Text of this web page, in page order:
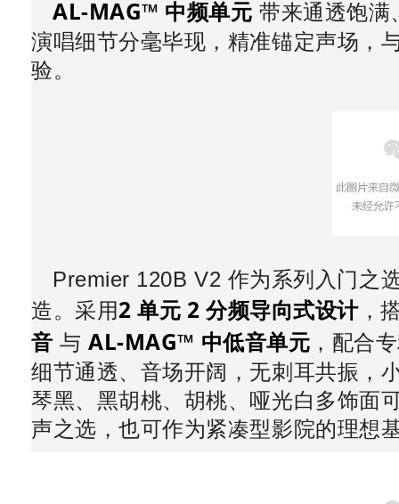
AL‑MAG™ 中频单元 带来通透饱满
演唱细节分毫毕现，精准锚定声场，
验。
Premier 120B V2 作为系列入门之
造。采用2 单元 2 分频导向式设计，
音 与AL‑MAG™ 中低音单元 ，配合
细节通透、音场开阔，无刺耳共振，
琴黑、黑胡桃、胡桃、哑光白多饰面
声之选，也可作为紧凑型影院的理想